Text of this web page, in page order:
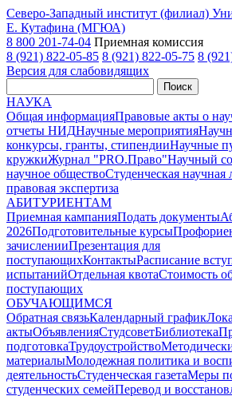
Северо-Западный институт (филиал)
Е. Кутафина (МГЮА)
8 800 201-74-04 Приемная комиссия
8 (921) 822-05-85 8 (921) 822-05-75 8
Версия для слабовидящих
Поиск
НАУКА
Общая информацияПравовые акты о
отчеты НИДНаучные мероприятия
конкурсы, гранты, стипендииНаучные
кружкиЖурнал "PRO.Право"Научный
научное обществоСтуденческая научная
правовая экспертиза
АБИТУРИЕНТАМ
Приемная кампанияПодать документы
2026Подготовительные курсы
зачисленииПрезентация для
поступающихКонтактыРасписание
испытанийОтдельная квотаСтоимость
поступающих
ОБУЧАЮЩИМСЯ
Обратная связьКалендарный график
актыОбъявленияСтудсоветБиблиотека
подготовкаТрудоустройство
материалыМолодежная политика и
деятельностьСтуденческая газетаМеры
студенческих семейПеревод и